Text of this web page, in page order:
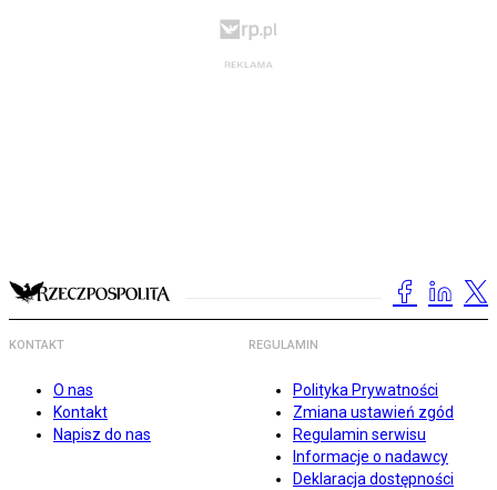
KONTAKT
O nas
Kontakt
Napisz do nas
REGULAMIN
Polityka Prywatności
Zmiana ustawień zgód
Regulamin serwisu
Informacje o nadawcy
Deklaracja dostępności